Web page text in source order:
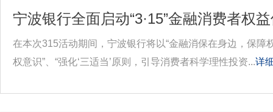
宁波银行全面启动“3·15”金融消费者权
在本次315活动期间，宁波银行将以“金融消保在身边，保
权意识”、“强化‘三适当’原则，引导消费者科学理性投资...详